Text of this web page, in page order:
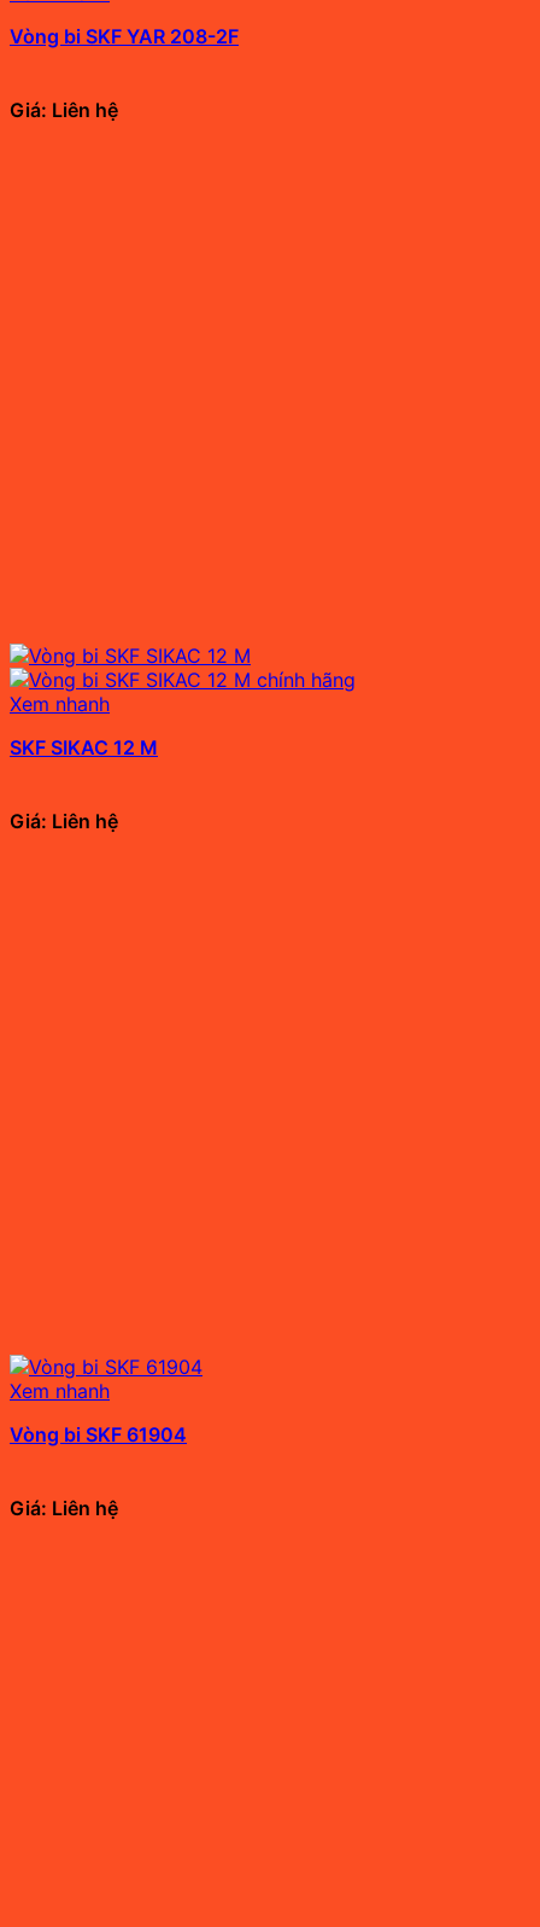
Vòng bi SKF YAR 208-2F
Giá: Liên hệ
Xem nhanh
SKF SIKAC 12 M
Giá: Liên hệ
Xem nhanh
Vòng bi SKF 61904
Giá: Liên hệ